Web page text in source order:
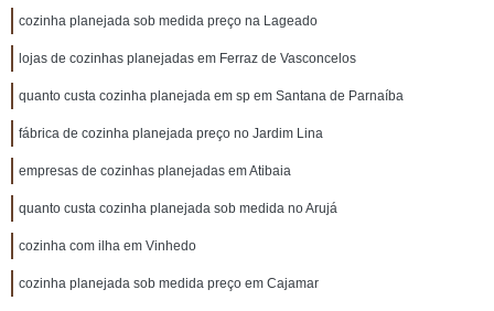
cozinha planejada sob medida preço na Lageado
lojas de cozinhas planejadas em Ferraz de Vasconcelos
quanto custa cozinha planejada em sp em Santana de Parnaíba
fábrica de cozinha planejada preço no Jardim Lina
empresas de cozinhas planejadas em Atibaia
quanto custa cozinha planejada sob medida no Arujá
cozinha com ilha em Vinhedo
cozinha planejada sob medida preço em Cajamar